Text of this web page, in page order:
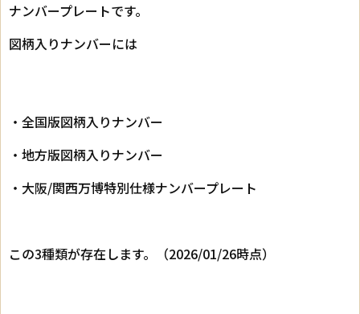
ナンバープレートです。
図柄入りナンバーには
・全国版図柄入りナンバー
・地方版図柄入りナンバー
・大阪/関西万博特別仕様ナンバープレート
この3種類が存在します。（2026/01/26時点）